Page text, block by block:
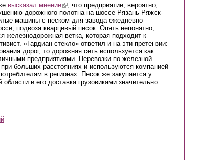
высказал мнение(link is external)
, что предприятие, вероятно,
дорожного полотна на шоссе Рязань-Ряжск-
машины с песком для завода ежедневно
подвозя кварцевый песок. Опять непонятно,
железнодорожная ветка, которая подходит к
external)«Гардиан стекло» ответил и на эти претензии:
дорог, то дорожная сеть используется как
предприятиями. Перевозки по железной
больших расстояниях и используются компанией
в регионах. Песок же закупается у
области и его доставка грузовиками значительно